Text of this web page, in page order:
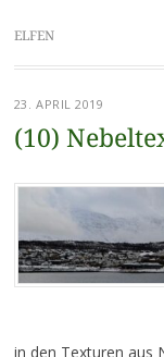
ELFEN
23. APRIL 2019
(10)
in den Texturen aus